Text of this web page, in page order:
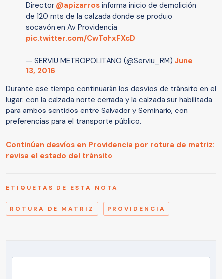
Director @apizarros informa inicio de demolición
de 120 mts de la calzada donde se produjo
socavón en Av Providencia
pic.twitter.com/CwTohxFXcD
— SERVIU METROPOLITANO (@Serviu_RM) June
13, 2016
Durante ese tiempo continuarán los desvíos de tránsito en el
lugar: con la calzada norte cerrada y la calzada sur habilitada
para ambos sentidos entre Salvador y Seminario, con
preferencias para el transporte público.
Continúan desvíos en Providencia por rotura de matriz:
revisa el estado del tránsito
ETIQUETAS DE ESTA NOTA
ROTURA DE MATRIZ PROVIDENCIA